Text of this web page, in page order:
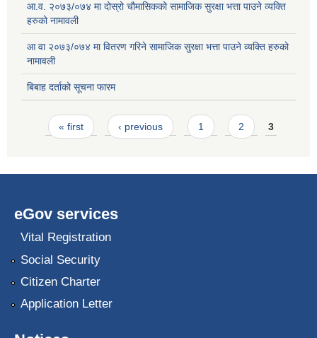
आ.व. २०७३/०७४ मा दोस्रो चौमासिकको सामाजिक सुरक्षा भत्ता पाउने व्यक्ति
हरुको नामावली
आ वा २०७३/०७४ मा वितरण गरिने सामाजिक सुरक्षा भत्ता पाउने व्यक्ति हरुको
नामावली
बिबाह दर्ताको सूचना फारम
Pages
« first ‹ previous 1 2 3
eGov services
Vital Registration
Social Security
Citizen Charter
Application Letter